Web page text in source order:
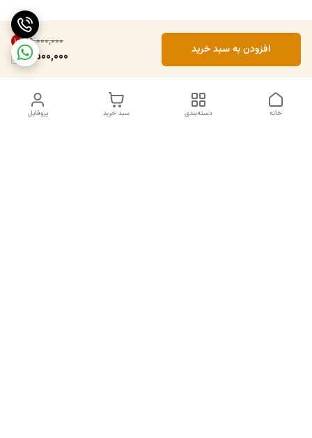
۵٬۰۰۰٬۰۰۰ 10%
4,500,000 افزودن به سبد خرید
پروفایل سبد خرید دسته‌بندی خانه